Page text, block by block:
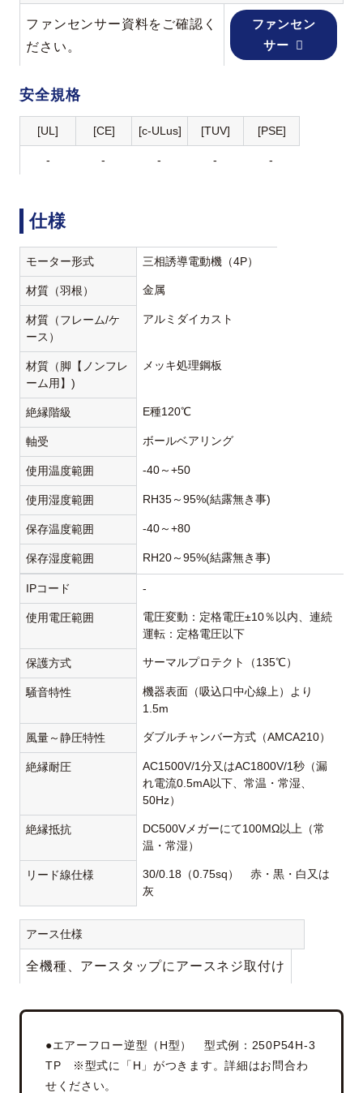
ファンセンサー資料をご確認く
ださい。
ファンセン
サー
安全規格
[UL] [CE] [c-ULus] [TUV] [PSE]
- - - - -
仕様
モーター形式 三相誘導電動機（4P）
材質（羽根） 金属
材質（フレーム/ケ
ース）
アルミダイカスト
材質（脚【ノンフレ
ーム用】)
メッキ処理鋼板
絶縁階級 E種120℃
軸受 ボールベアリング
使用温度範囲 -40～+50
使用湿度範囲 RH35～95%(結露無き事)
保存温度範囲 -40～+80
保存湿度範囲 RH20～95%(結露無き事)
IPコード -
使用電圧範囲
電圧変動：定格電圧±10％以内、連続
運転：定格電圧以下
保護方式 サーマルプロテクト（135℃）
騒音特性
機器表面（吸込口中心線上）より
1.5m
風量～静圧特性 ダブルチャンバー方式（AMCA210）
絶縁耐圧
AC1500V/1分又はAC1800V/1秒（漏
れ電流0.5mA以下、常温・常湿、
50Hz）
絶縁抵抗
DC500Vメガーにて100MΩ以上（常
温・常湿）
リード線仕様
30/0.18（0.75sq） 赤・黒・白又は
灰
アース仕様
全機種、アースタップにアースネジ取付け
●エアーフロー逆型（H型） 型式例：250P54H-3
TP ※型式に「H」がつきます。詳細はお問合わ
せください。